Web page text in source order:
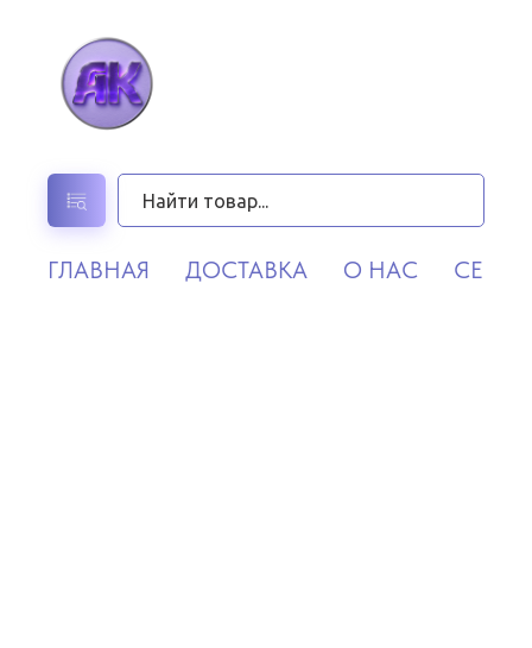
ГЛАВНАЯ ДОСТАВКА О НАС